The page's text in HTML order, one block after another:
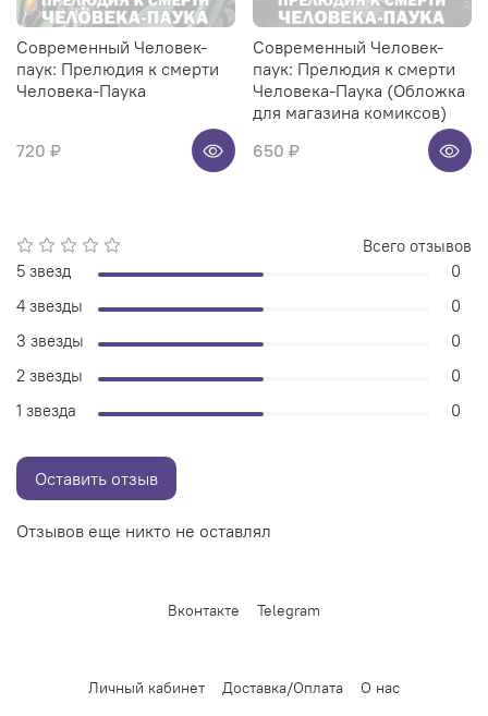
Современный Человек-
паук: Прелюдия к смерти
Человека-Паука
720 ₽
Современный Человек-
паук: Прелюдия к смерти
Человека-Паука (Обложка
для магазина комиксов)
650 ₽
Отзывов еще никто не оставлял
Всего отзывов
5 звезд
0
4 звезды
0
3 звезды
0
2 звезды
0
1 звезда
0
Оставить отзыв
Вконтакте Telegram
Личный кабинет Доставка/Оплата О нас